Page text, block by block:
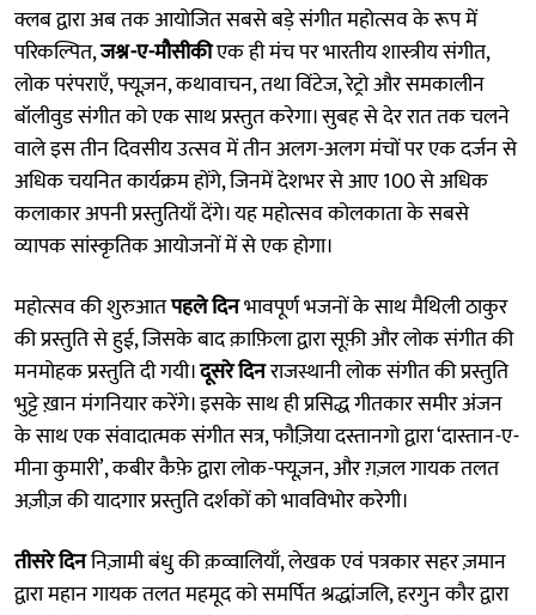
क्लब द्वारा अब तक आयोजित सबसे बड़े संगीत महोत्सव के रूप में
परिकल्पित,जश्न-ए-मौसीकीएक ही मंच पर भारतीय शास्त्रीय संगीत,
लोक परंपराएँ, फ्यूज़न, कथावाचन, तथा विंटेज, रेट्रो और समकालीन
बॉलीवुड संगीत को एक साथ प्रस्तुत करेगा। सुबह से देर रात तक चलने
वाले इस तीन दिवसीय उत्सव में तीन अलग-अलग मंचों पर एक दर्जन से
अधिक चयनित कार्यक्रम होंगे, जिनमें देशभर से आए 100 से अधिक
कलाकार अपनी प्रस्तुतियाँ देंगे। यह महोत्सव कोलकाता के सबसे
व्यापक सांस्कृतिक आयोजनों में से एक होगा।
महोत्सव की शुरुआतपहले दिनभावपूर्ण भजनों के साथ मैथिली ठाकुर
की प्रस्तुति से हुई, जिसके बाद क़ाफ़िला द्वारा सूफ़ी और लोक संगीत की
मनमोहक प्रस्तुति दी गयी।दूसरे दिनराजस्थानी लोक संगीत की प्रस्तुति
भुट्टे ख़ान मंगनियार करेंगे। इसके साथ ही प्रसिद्ध गीतकार समीर अंजन
के साथ एक संवादात्मक संगीत सत्र, फौज़िया दस्तानगो द्वारा ‘दास्तान-ए-
मीना कुमारी’, कबीर कैफ़े द्वारा लोक-फ्यूज़न, और ग़ज़ल गायक तलत
अज़ीज़ की यादगार प्रस्तुति दर्शकों को भावविभोर करेगी।
तीसरे दिननिज़ामी बंधु की क़व्वालियाँ, लेखक एवं पत्रकार सहर ज़मान
द्वारा महान गायक तलत महमूद को समर्पित श्रद्धांजलि, हरगुन कौर द्वारा